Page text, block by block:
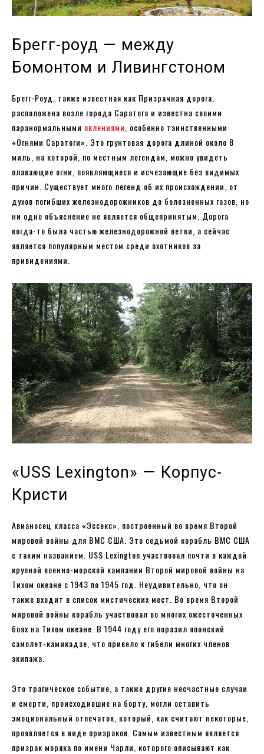
Брегг-роуд — между
Бомонтом и Ливингстоном
Брегг-Роуд, также известная как Призрачная дорога,
расположена возле города Саратога и известна своими
паранормальными явлениями , особенно таинственными
«Огнями Саратоги». Это грунтовая дорога длиной около 8
миль, на которой, по местным легендам, можно увидеть
плавающие огни, появляющиеся и исчезающие без видимых
причин. Существует много легенд об их происхождении, от
духов погибших железнодорожников до болезненных газов, но
ни одно объяснение не является общепринятым. Дорога
когда-то была частью железнодорожной ветки, а сейчас
является популярным местом среди охотников за
привидениями.
«USS Lexington» — Корпус-
Кристи
Авианосец класса «Эссекс», построенный во время Второй
мировой войны для ВМС США. Это седьмой корабль ВМС США
с таким названием. USS Lexington участвовал почти в каждой
крупной военно-морской кампании Второй мировой войны на
Тихом океане с 1943 по 1945 год. Неудивительно, что он
также входит в список мистических мест. Во время Второй
мировой войны корабль участвовал во многих ожесточенных
боях на Тихом океане. В 1944 году его поразил японский
самолет-камикадзе, что привело к гибели многих членов
экипажа.
Это трагическое событие, а также другие несчастные случаи
и смерти, происходившие на борту, могли оставить
эмоциональный отпечаток, который, как считают некоторые,
проявляется в виде призраков. Самым известным является
призрак моряка по имени Чарли, которого описывают как